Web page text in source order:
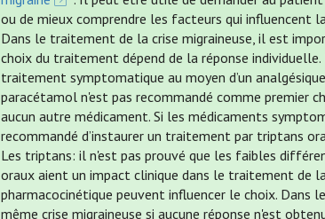
ou de mieux comprendre les facteurs qui influencent
Dans le traitement de la crise migraineuse, il est
choix du traitement dépend de la réponse individuelle.
traitement symptomatique au moyen d’un
paracétamol n'est pas recommandé comme premier
aucun autre médicament. Si les médicaments
recommandé d’instaurer un traitement par triptans
Les triptans: il n'est pas prouvé que les faibles
oraux aient un impact clinique dans le traitement de
pharmacocinétique peuvent influencer le choix. Dans
même crise migraineuse si aucune réponse n'est